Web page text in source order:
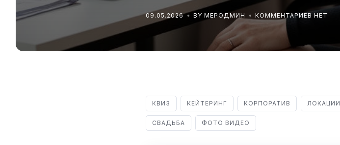
09.05.2026 BY МЕРОДМИН КОММЕНТАРИЕВ НЕТ
КВИЗ КЕЙТЕРИНГ КОРПОРАТИВ ЛОКАЦИИ
СВАДЬБА ФОТО ВИДЕО